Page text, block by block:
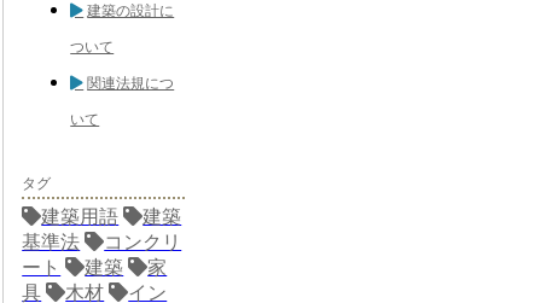
建築の設計に
ついて
関連法規につ
いて
タグ
建築用語
建築
基準法
コンクリ
ート
建築
家
具
木材
イン